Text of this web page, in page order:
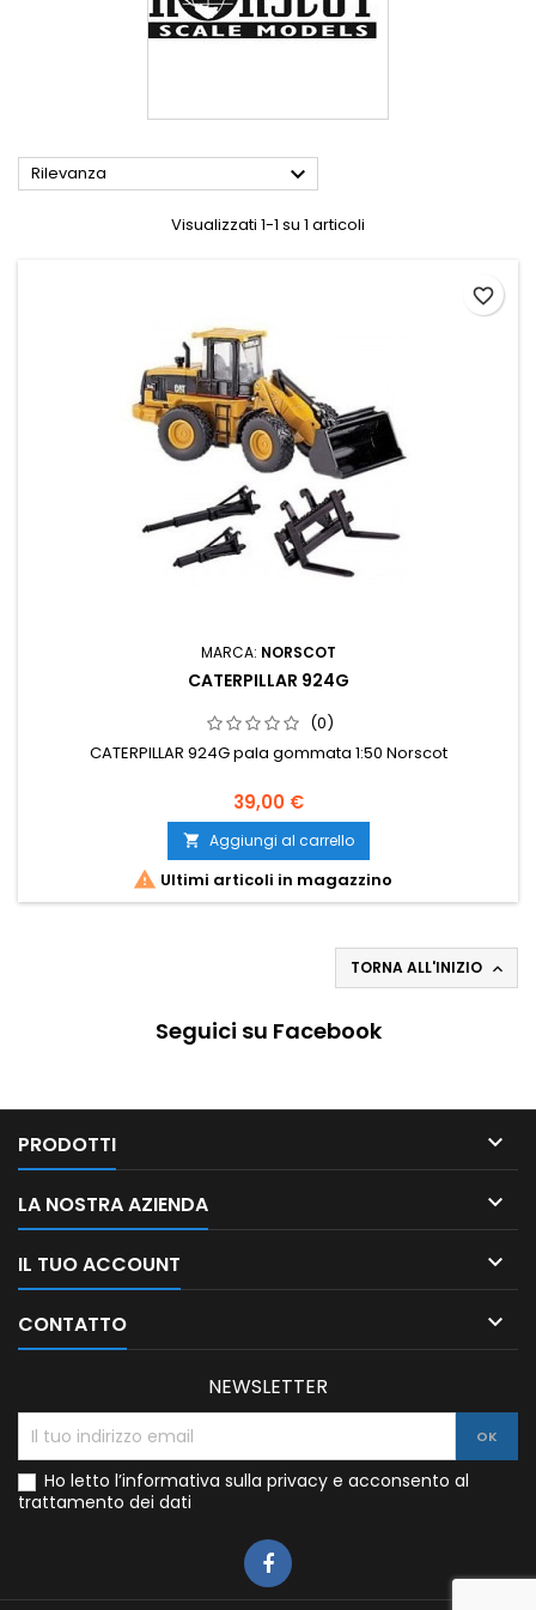
Rilevanza 
Visualizzati 1-1 su 1 articoli
MARCA: NORSCOT
CATERPILLAR 924G
(0)
CATERPILLAR 924G pala gommata 1:50 Norscot
39,00 €
 Aggiungi al carrello
 Ultimi articoli in magazzino
favorite_border
TORNA ALL'INIZIO 
Seguici su Facebook
PRODOTTI 
LA NOSTRA AZIENDA 
IL TUO ACCOUNT 
CONTATTO 
NEWSLETTER
Ho letto l’informativa sulla privacy e acconsento al
trattamento dei dati